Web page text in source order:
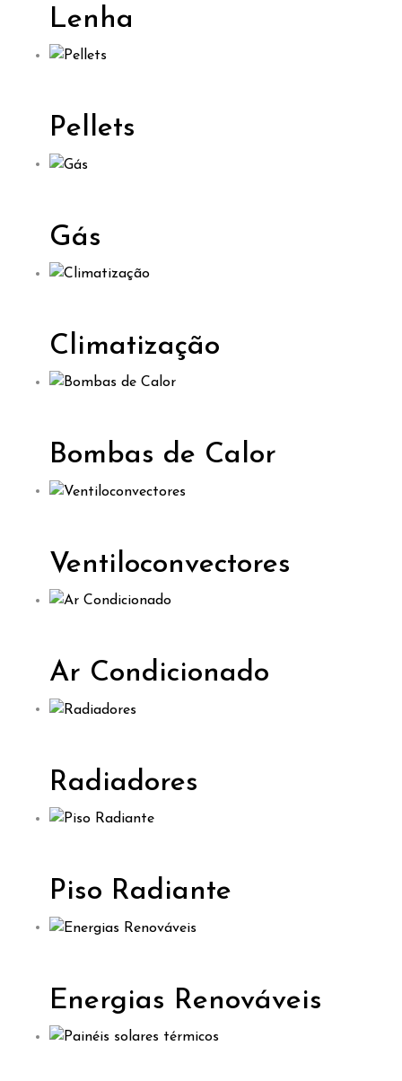
Lenha
Pellets
Gás
Climatização
Bombas de Calor
Ventiloconvectores
Ar Condicionado
Radiadores
Piso Radiante
Energias Renováveis